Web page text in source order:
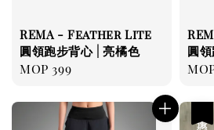
REMA - Feather Lite
圓領跑步背心 | 亮橘色
Regular
MOP 399
圓